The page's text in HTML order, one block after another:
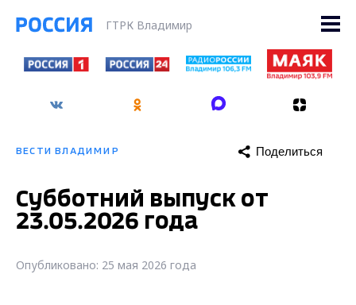
ГТРК Владимир
ВЕСТИ ВЛАДИМИР Поделиться
Субботний выпуск от
23.05.2026 года
Опубликовано: 25 мая 2026 года